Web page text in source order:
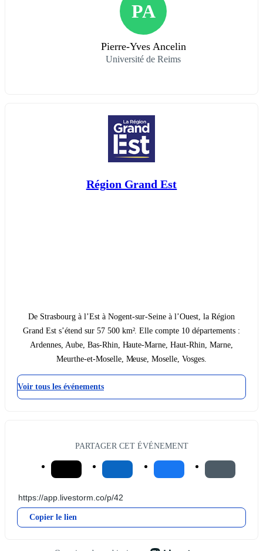
PA
Pierre-Yves Ancelin
Université de Reims
Région Grand Est
De Strasbourg à l’Est à Nogent-sur-Seine à l’Ouest, la Région
Grand Est s’étend sur 57 500 km². Elle compte 10 départements :
Ardennes, Aube, Bas-Rhin, Haute-Marne, Haut-Rhin, Marne,
Meurthe-et-Moselle, Meuse, Moselle, Vosges.
Voir tous les événements
PARTAGER CET ÉVÉNEMENT
Copier le lien